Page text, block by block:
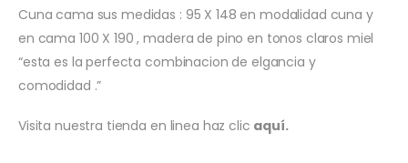
Cuna cama sus medidas : 95 X 148 en modalidad cuna y
en cama 100 X 190 , madera de pino en tonos claros miel
“esta es la perfecta combinacion de elgancia y
comodidad .”
Visita nuestra tienda en linea haz clic aquí.